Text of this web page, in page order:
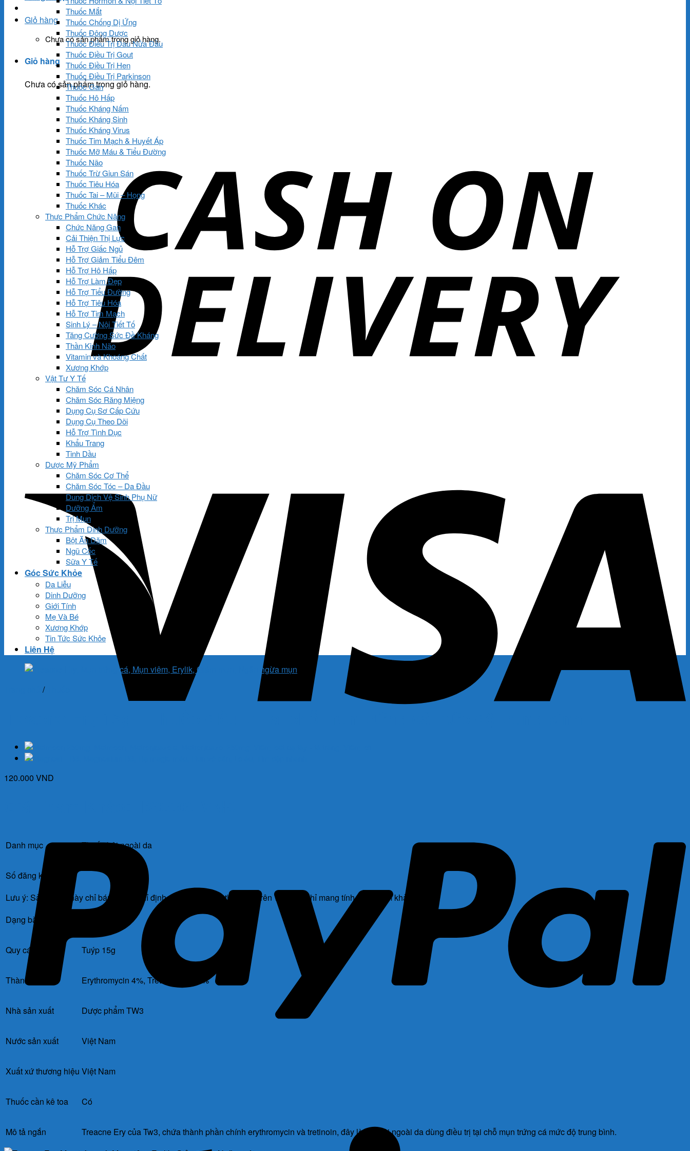
Giỏ hàng
Chưa có sản phẩm trong giỏ hàng.
Giỏ hàng
Chưa có sản phẩm trong giỏ hàng.
Thuốc Mắt
Thuốc Chống Dị Ứng
Thuốc Đông Dược
Thuốc Điều Trị Đau Nửa Đầu
Thuốc Điều Trị Gout
Thuốc Điều Trị Hen
Thuốc Điều Trị Parkinson
Thuốc Gan
Thuốc Hô Hấp
Thuốc Kháng Nấm
Thuốc Kháng Sinh
Thuốc Kháng Virus
Thuốc Tim Mạch & Huyết Áp
Thuốc Mỡ Máu & Tiểu Đường
Thuốc Não
Thuốc Trừ Giun Sán
Thuốc Tiêu Hóa
Thuốc Tai – Mũi – Họng
Thuốc Khác
Thực Phẩm Chức Năng
Chức Năng Gan
Cải Thiện Thị Lực
Hỗ Trợ Giấc Ngủ
Hỗ Trợ Giảm Tiểu Đêm
Hỗ Trợ Hô Hấp
Hỗ Trợ Làm Đẹp
Hỗ Trợ Tiểu Đường
Hỗ Trợ Tiêu Hóa
Hỗ Trợ Tim Mạch
Sinh Lý – Nội Tiết Tố
Tăng Cường Sức Đề Kháng
Thần Kinh Não
Vitamin và Khoáng Chất
Xương Khớp
Vật Tư Y Tế
Chăm Sóc Cá Nhân
Chăm Sóc Răng Miệng
Dụng Cụ Sơ Cấp Cứu
Dụng Cụ Theo Dõi
Hỗ Trợ Tình Dục
Khẩu Trang
Tinh Dầu
Dược Mỹ Phẩm
Chăm Sóc Cơ Thể
Chăm Sóc Tóc – Da Đầu
Dung Dịch Vệ Sinh Phụ Nữ
Dưỡng Ẩm
Trị Mụn
Thực Phẩm Dinh Dưỡng
Bột Ăn Dặm
Ngũ Cốc
Sữa Y Tế
Góc Sức Khỏe
Da Liễu
Dinh Dưỡng
Giới Tính
Mẹ Và Bé
Xương Khớp
Tin Tức Sức Khỏe
Liên Hệ
/
120.000 VND
Danh mục Thuốc bôi ngoài da
Số đăng ký
Lưu ý: Sản phẩm này chỉ bán khi có chỉ định của bác sĩ, mọi thông tin trên Website chỉ mang tính chất tham khảo.
Dạng bào chế
Quy cách Tuýp 15g
Thành phần Erythromycin 4%, Tretinoin 0.025%
Nhà sản xuất Dược phẩm TW3
Nước sản xuất Việt Nam
Xuất xứ thương hiệu Việt Nam
Thuốc cần kê toa Có
Mô tả ngắn Treacne Ery của Tw3, chứa thành phần chính erythromycin và tretinoin, đây là gel bôi ngoài da dùng điều trị tại chỗ mụn trứng cá mức độ trung bình.